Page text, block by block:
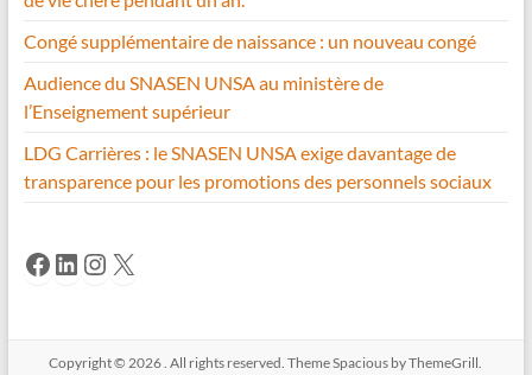
Congé supplémentaire de naissance : un nouveau congé
Audience du SNASEN UNSA au ministère de
l’Enseignement supérieur
LDG Carrières : le SNASEN UNSA exige davantage de
transparence pour les promotions des personnels sociaux
Facebook
LinkedIn
Instagram
X
Copyright © 2026. All rights reserved. ThemeSpacious by ThemeGrill.